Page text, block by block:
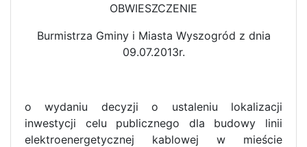
OBWIESZCZENIE
Burmistrza Gminy i Miasta Wyszogród z dnia
09.07.2013r.
o wydaniu decyzji o ustaleniu lokalizacji
inwestycji celu publicznego dla budowy linii
elektroenergetycznej kablowej w mieście